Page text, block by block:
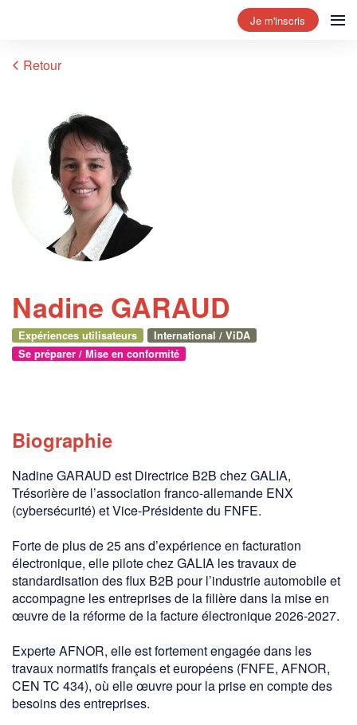
Je m'inscris
Retour
Nadine GARAUD
Expériences utilisateurs
International / ViDA
Se préparer / Mise en conformité
Biographie
Nadine GARAUD est Directrice B2B chez GALIA,
Trésorière de l’association franco-allemande ENX
(cybersécurité) et Vice‑Présidente du FNFE.
Forte de plus de 25 ans d’expérience en facturation
électronique, elle pilote chez GALIA les travaux de
standardisation des flux B2B pour l’industrie automobile et
accompagne les entreprises de la filière dans la mise en
œuvre de la réforme de la facture électronique 2026‑2027.
Experte AFNOR, elle est fortement engagée dans les
travaux normatifs français et européens (FNFE, AFNOR,
CEN TC 434), où elle œuvre pour la prise en compte des
besoins des entreprises.